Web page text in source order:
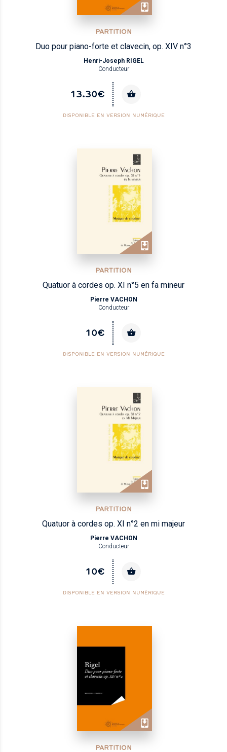
PARTITION
Duo pour piano-forte et clavecin, op. XIV n°3
Henri-Joseph RIGEL
Conducteur
13.30€
DISPONIBLE EN VERSION NUMÉRIQUE
PARTITION
Quatuor à cordes op. XI n°5 en fa mineur
Pierre VACHON
Conducteur
10€
DISPONIBLE EN VERSION NUMÉRIQUE
PARTITION
Quatuor à cordes op. XI n°2 en mi majeur
Pierre VACHON
Conducteur
10€
DISPONIBLE EN VERSION NUMÉRIQUE
PARTITION